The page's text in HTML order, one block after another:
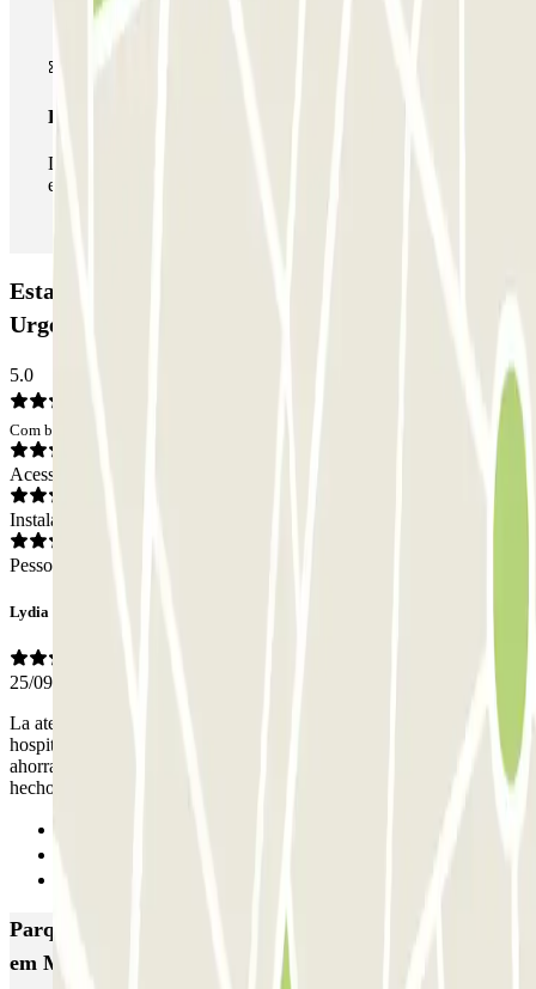
Passe ilimitado
Durante a sua estadia, pode entrar e sair do parque de
estacionamento as vezes que quiser.
Estacionamento Hospital Morales Meseguer -
Urgencias: Opiniões
5.0
Com base em 1 opiniões
Acesso
Instalações
Pessoal
Lydia
25/09/2023
La atención personalizada es de agradecer cuando uno está en un
hospital. Profesionales maravillosos que incluso me ayudaron a
ahorrarme una buena cantidad de dinero a la salida, ya que yo había
hecho una reserva y estaba un poco confundida. Fabulosos
Parques de estacionamento com melhor classificação
em Murcia